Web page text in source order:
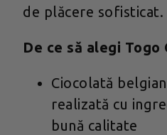
de plăcere sofisticat.
De ce să alegi Togo
Ciocolată
realizată cu
bună calitate